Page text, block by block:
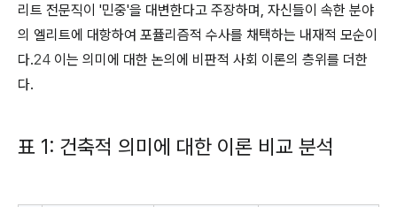
리트 전문직이 '민중'을 대변한다고 주장하며, 자신들이 속한 분야
의 엘리트에 대항하여 포퓰리즘적 수사를 채택하는 내재적 모순이
다.24 이는 의미에 대한 논의에 비판적 사회 이론의 층위를 더한
다.
표 1: 건축적 의미에 대한 이론 비교 분석